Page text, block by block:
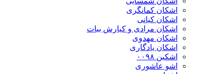
اشکان‌ کمانگری
اشکان کیانی
اشکان مرادی و کیارش بیات
اشکان مهدوی
اشکان یادگاری
اشکین ۰۰۹۸
اشو عاشوری